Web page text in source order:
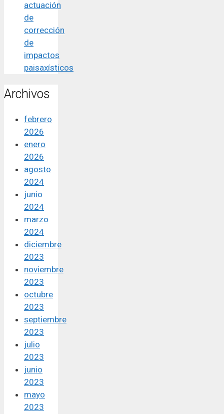
actuación
de
corrección
de
impactos
paisaxísticos
Archivos
febrero
2026
enero
2026
agosto
2024
junio
2024
marzo
2024
diciembre
2023
noviembre
2023
octubre
2023
septiembre
2023
julio
2023
junio
2023
mayo
2023